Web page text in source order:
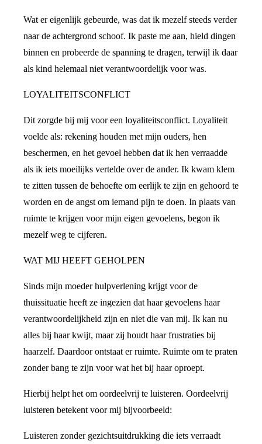
Wat er eigenlijk gebeurde, was dat ik mezelf steeds verder
naar de achtergrond schoof. Ik paste me aan, hield dingen
binnen en probeerde de spanning te dragen, terwijl ik daar
als kind helemaal niet verantwoordelijk voor was.
LOYALITEITSCONFLICT
Dit zorgde bij mij voor een loyaliteitsconflict. Loyaliteit
voelde als: rekening houden met mijn ouders, hen
beschermen, en het gevoel hebben dat ik hen verraadde
als ik iets moeilijks vertelde over de ander. Ik kwam klem
te zitten tussen de behoefte om eerlijk te zijn en gehoord te
worden en de angst om iemand pijn te doen. In plaats van
ruimte te krijgen voor mijn eigen gevoelens, begon ik
mezelf weg te cijferen.
WAT MIJ HEEFT GEHOLPEN
Sinds mijn moeder hulpverlening krijgt voor de
thuissituatie heeft ze ingezien dat haar gevoelens haar
verantwoordelijkheid zijn en niet die van mij. Ik kan nu
alles bij haar kwijt, maar zij houdt haar frustraties bij
haarzelf. Daardoor ontstaat er ruimte. Ruimte om te praten
zonder bang te zijn voor wat het bij haar oproept.
Hierbij helpt het om oordeelvrij te luisteren. Oordeelvrij
luisteren betekent voor mij bijvoorbeeld:
Luisteren zonder gezichtsuitdrukking die iets verraadt